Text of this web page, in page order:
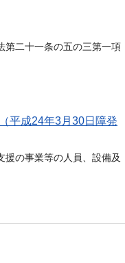
第二十一条の五の三第一項
平成24年3月30日障発
援の事業等の人員、設備及